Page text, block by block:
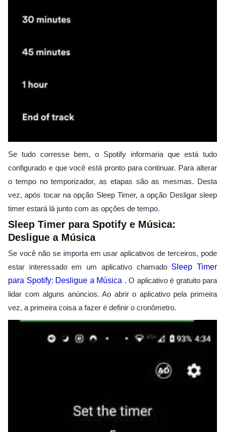
Se tudo corresse bem, o Spotify informaria que está tudo
configurado e que você está pronto para continuar. Para alterar
o tempo no temporizador, as etapas são as mesmas. Desta
vez, após tocar na opção Sleep Timer, a opção Desligar sleep
timer estará lá junto com as opções de tempo.
Sleep Timer para Spotify e Música:
Desligue a Música
Se você não se importa em usar aplicativos de terceiros, pode
estar interessado em um aplicativo chamado Sleep Timer
para Spotify: Desligue a Música . O aplicativo é gratuito para
lidar com alguns anúncios. Ao abrir o aplicativo pela primeira
vez, a primeira coisa a fazer é definir o cronômetro.